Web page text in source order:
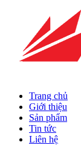
Trang chủ
Giới thiệu
Sản phẩm
Tin tức
Liên hệ